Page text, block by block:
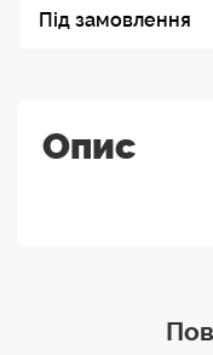
Під замовлення
Опис